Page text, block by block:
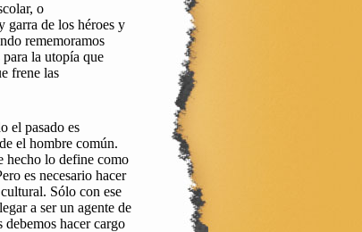
o
garra de los héroes y
rememoramos
la utopía que
frene las
el pasado es
el hombre común.
hecho lo define como
es necesario hacer
Sólo con ese
a ser un agente de
debemos hacer cargo